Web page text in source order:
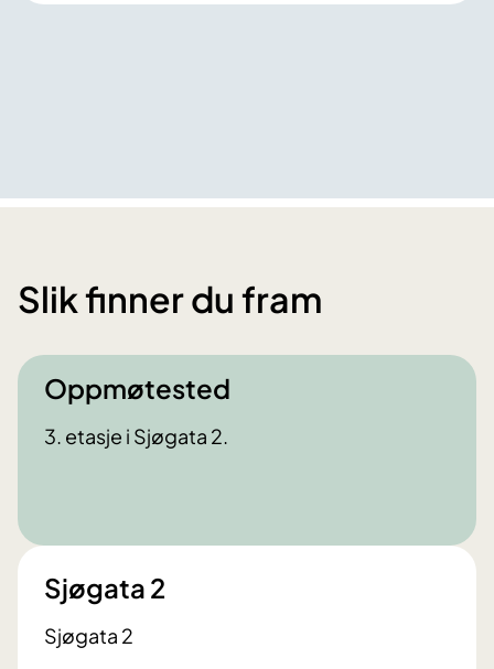
Slik finner du fram
Oppmøtested
3. etasje i Sjøgata 2.
Sjøgata 2
Sjøgata 2